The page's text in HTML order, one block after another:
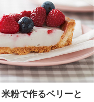
粉で作るベリーと